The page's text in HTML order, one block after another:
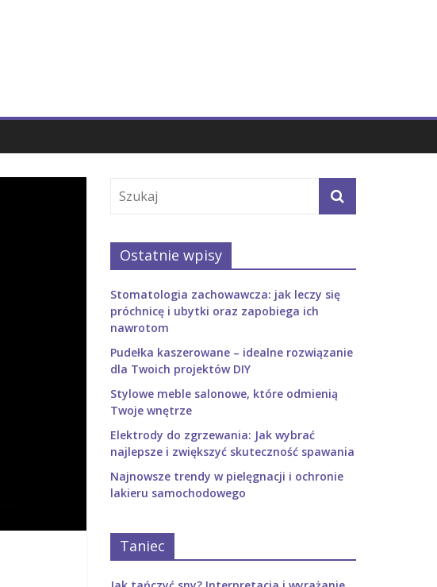
Ostatnie wpisy
Stomatologia zachowawcza: jak leczy się
próchnicę i ubytki oraz zapobiega ich
nawrotom
Pudełka kaszerowane – idealne rozwiązanie
dla Twoich projektów DIY
Stylowe meble salonowe, które odmienią
Twoje wnętrze
Elektrody do zgrzewania: Jak wybrać
najlepsze i zwiększyć skuteczność spawania
Najnowsze trendy w pielęgnacji i ochronie
lakieru samochodowego
Taniec